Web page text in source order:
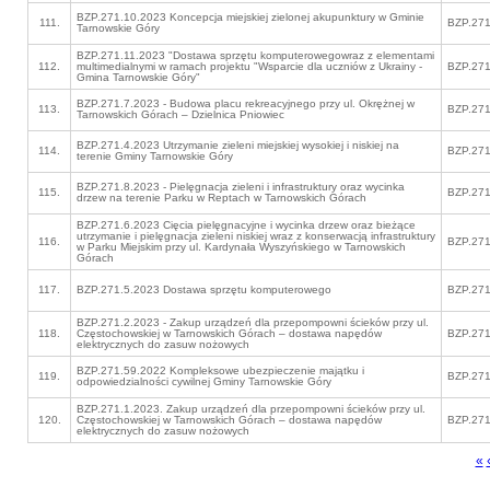
111.
BZP.271.10.2023 Koncepcja miejskiej zielonej akupunktury w Gminie
Tarnowskie Góry
112.
BZP.271.11.2023 "Dostawa sprzętu komputerowegowraz z elementami
multimedialnymi w ramach projektu "Wsparcie dla uczniów z Ukrainy -
Gmina Tarnowskie Góry"
113.
BZP.271.7.2023 - Budowa placu rekreacyjnego przy ul. Okrężnej w
Tarnowskich Górach – Dzielnica Pniowiec
114.
BZP.271.4.2023 Utrzymanie zieleni miejskiej wysokiej i niskiej na
terenie Gminy Tarnowskie Góry
115.
BZP.271.8.2023 - Pielęgnacja zieleni i infrastruktury oraz wycinka
drzew na terenie Parku w Reptach w Tarnowskich Górach
116.
BZP.271.6.2023 Cięcia pielęgnacyjne i wycinka drzew oraz bieżące
utrzymanie i pielęgnacja zieleni niskiej wraz z konserwacją infrastruktury
w Parku Miejskim przy ul. Kardynała Wyszyńskiego w Tarnowskich
Górach
117. BZP.271.5.2023 Dostawa sprzętu komputerowego
118.
BZP.271.2.2023 - Zakup urządzeń dla przepompowni ścieków przy ul.
Częstochowskiej w Tarnowskich Górach – dostawa napędów
elektrycznych do zasuw nożowych
119.
BZP.271.59.2022 Kompleksowe ubezpieczenie majątku i
odpowiedzialności cywilnej Gminy Tarnowskie Góry
120.
BZP.271.1.2023. Zakup urządzeń dla przepompowni ścieków przy ul.
Częstochowskiej w Tarnowskich Górach – dostawa napędów
elektrycznych do zasuw nożowych
« ‹